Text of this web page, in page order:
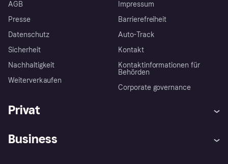
AGB
Presse
Datenschutz
Sicherheit
Nachhaltigkeit
Weiterverkaufen
Impressum
Barrierefreiheit
Auto-Track
Kontakt
Kontaktinformationen für
Behörden
Corporate governance
Privat
Business